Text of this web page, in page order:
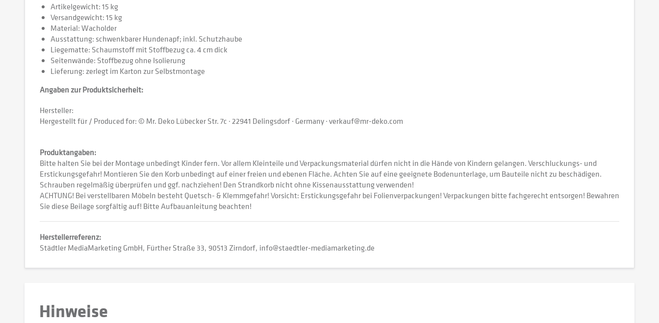
Artikelgewicht: 15 kg
Versandgewicht: 15 kg
Material: Wacholder
Ausstattung: schwenkbarer Hundenapf; inkl. Schutzhaube
Liegematte: Schaumstoff mit Stoffbezug ca. 4 cm dick
Seitenwände: Stoffbezug ohne Isolierung
Lieferung: zerlegt im Karton zur Selbstmontage
Angaben zur Produktsicherheit:
Hersteller:
Hergestellt für / Produced for: © Mr. Deko Lübecker Str. 7c · 22941 Delingsdorf · Germany · verkauf@mr-deko.com
Produktangaben:
Bitte halten Sie bei der Montage unbedingt Kinder fern. Vor allem Kleinteile und Verpackungsmaterial dürfen nicht in die Hände von Kindern gelangen. Verschluckungs- und
Erstickungsgefahr! Montieren Sie den Korb unbedingt auf einer freien und ebenen Fläche. Achten Sie auf eine geeignete Bodenunterlage, um Bauteile nicht zu beschädigen.
Schrauben regelmäßig überprüfen und ggf. nachziehen! Den Strandkorb nicht ohne Kissenausstattung verwenden!
ACHTUNG! Bei verstellbaren Möbeln besteht Quetsch- & Klemmgefahr! Vorsicht: Erstickungsgefahr bei Folienverpackungen! Verpackungen bitte fachgerecht entsorgen! Bewahren
Sie diese Beilage sorgfältig auf! Bitte Aufbauanleitung beachten!
Herstellerreferenz:
Städtler MediaMarketing GmbH Fürther Straße 33 90513 Zirndorf info@staedtler-mediamarketing.de
Hinweise